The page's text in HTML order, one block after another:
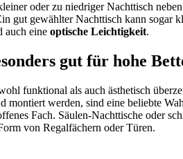
oder zu niedriger Nachttisch
gut gewählter Nachttisch kann
auch eine optische Leichtigkeit.
gut für hohe
funktional als auch ästhetisch
montiert werden, sind eine beliebte
Fach. Säulen-Nachttische oder
von Regalfächern oder Türen.